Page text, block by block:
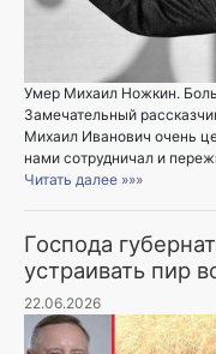
Умер Михаил Ножкин.
Замечательный
Михаил Иванович очень
нами сотрудничал и
Читать далее »»»
Господа
устраивать пир
22.06.2026